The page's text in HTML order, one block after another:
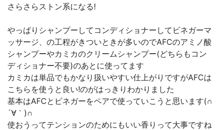
さらさらストン系になる!
やっぱりシャンプーしてコンディショナーしてビネガーマ
ッサージ、の工程がきついときが多いのでAFCのアミノ酸
シャンプーやカミカのクリームシャンプー(どちらもコン
ディショナー不要)のあとに使ってます
カミカは単品でもかなり扱いやすい仕上がりですがAFCは
こちらを使うと良い!のがはっきりわかりました
基本はAFCとビネガーをペアで使っていこうと思います(∩
´∀｀)∩
使おうってテンションのためにもいい香りって大事ですね